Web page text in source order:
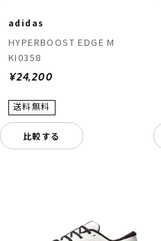
adidas
HYPERBOOST EDGE M
KI0358
¥24,200
比較する